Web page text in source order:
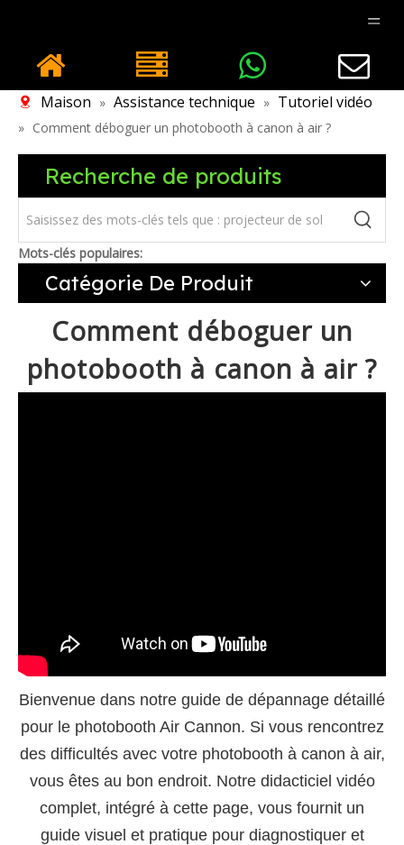
Maison » Assistance technique » Tutoriel vidéo
» Comment déboguer un photobooth à canon à air ?
Recherche de produits
Mots-clés populaires:
Catégorie De Produit
Comment déboguer un
photobooth à canon à air ?
Bienvenue dans notre guide de dépannage détaillé
pour le photobooth Air Cannon. Si vous rencontrez
des difficultés avec votre photobooth à canon à air,
vous êtes au bon endroit. Notre didacticiel vidéo
complet, intégré à cette page, vous fournit un
guide visuel et pratique pour diagnostiquer et